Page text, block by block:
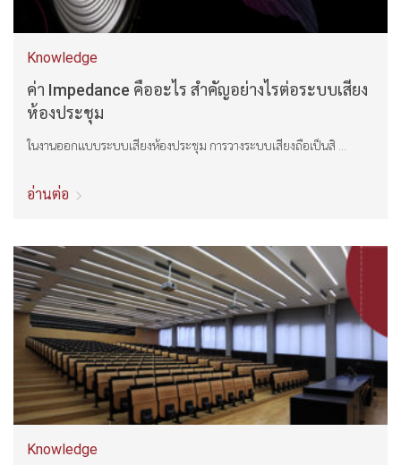
Knowledge
ค่า Impedance คืออะไร สำคัญอย่างไรต่อระบบเสียง
ห้องประชุม
ในงานออกแบบระบบเสียงห้องประชุม การวางระบบเสียงถือเป็นสิ ...
อ่านต่อ
Knowledge